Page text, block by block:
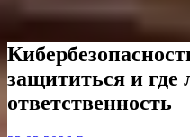
защититься и где
ответственность